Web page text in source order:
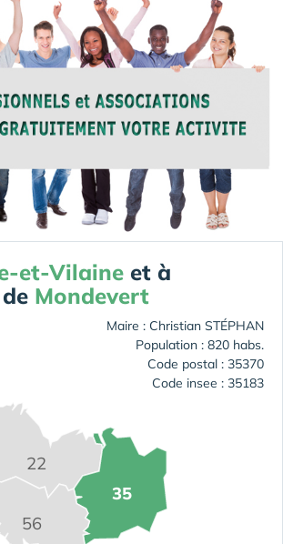
et-Vilaine et à
Mondevert
Maire : Christian STÉPHAN
Population : 820 habs.
Code postal : 35370
Code insee : 35183
22
35
56